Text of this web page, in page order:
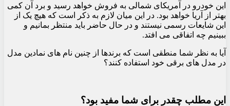
این خودرو در آمریکای شمالی به فروش خواهد رسید و برد آن کمی
بهتر از آریا خواهد بود. در این میان لازم به ذکر است که هیچ یک از
این شایعات رسمی نیستند و در حال حاضر باید منتظر بمانیم و
ببینیم چه اتفاقی می افتد.
آیا به نظر شما منطقی است که برندها از چنین نام های نمادین مدل
در مدل های برقی خود استفاده کنند؟
این مطلب چقدر برای شما مفید بود؟